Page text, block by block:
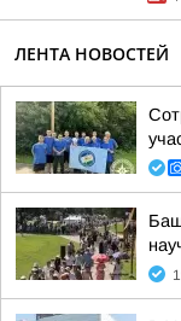
ЛЕНТА НОВОСТЕЙ